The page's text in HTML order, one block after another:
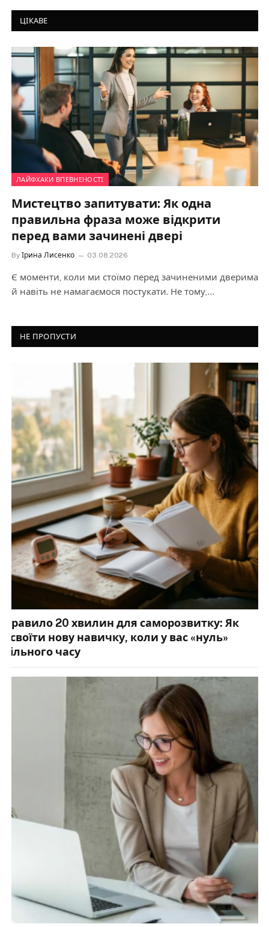
ЦІКАВЕ
ЛАЙФХАКИ ВПЕВНЕНОСТІ
Сексуальна жінка – хто вона?
By novaspirit 22.07.2026
Сучасний світ розвивається з неймовірною швидкістю,
змінюються соціальні норми, стандарти краси та
життєві орієнтири. Проте…
Правило 20 хвилин для саморозвитку: Як
освоїти нову навичку, коли у вас «нуль»
вільного часу
Психологія першого кроку: Чому почати — це